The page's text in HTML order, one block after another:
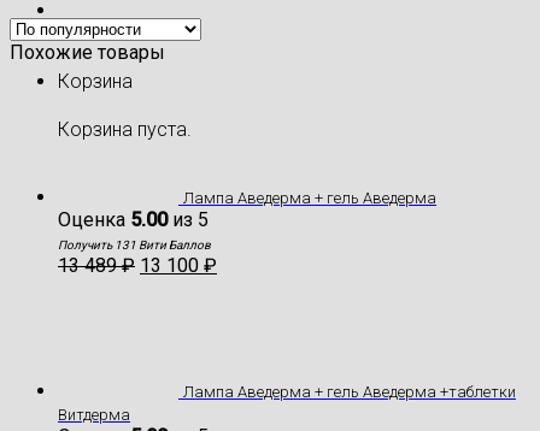
Корзина
Корзина пуста.
Похожие товары
Лампа Аведерма + гель Аведерма
Оценка 5.00из 5
Получить 131 Вити Баллов
13 489₽ 13 100 ₽
Лампа Аведерма + гель Аведерма +таблетки
Витдерма